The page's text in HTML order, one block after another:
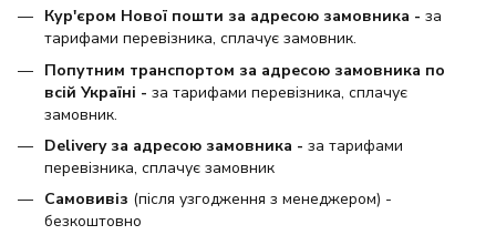
Кур'єром Нової пошти за адресою замовника - за
тарифами перевізника, сплачує замовник.
Попутним транспортом за адресою замовника по
всій Україні - за тарифами перевізника, сплачує
замовник.
Delivery за адресою замовника - за тарифами
перевізника, сплачує замовник
Самовивіз (після узгодження з менеджером) -
безкоштовно